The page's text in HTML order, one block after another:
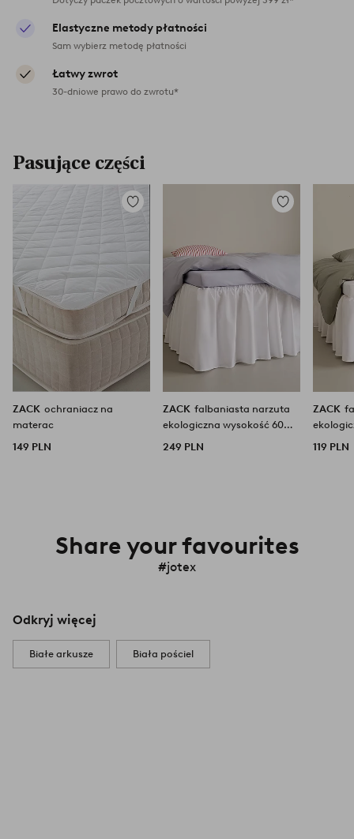
Elastyczne metody płatności
Sam wybierz metodę płatności
Łatwy zwrot
30-dniowe prawo do zwrotu*
Pasujące części
Dodaj
ulubionych
ZACK ochraniacz na
materac
149 PLN
Dodaj
ZACK falbaniasta narzuta
ekologiczna wysokość 60
249 PLN
ZACK
119 PLN
Share your favourites
#jotex
Odkryj więcej
Białe arkusze Biała pościel